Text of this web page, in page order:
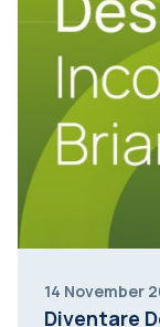
14 November
Diventare